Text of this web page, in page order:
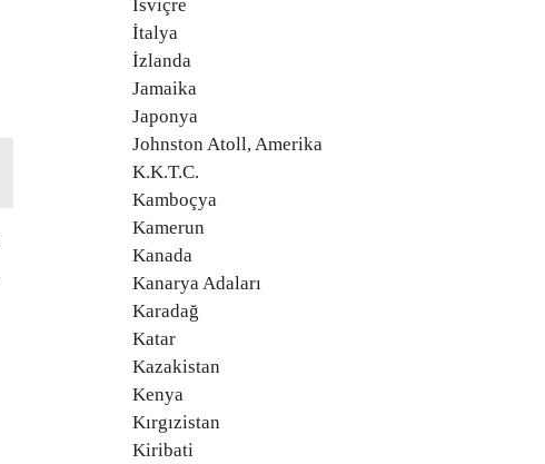
İsviçre
İtalya
İzlanda
Jamaika
Japonya
Johnston Atoll, Amerika
K.K.T.C.
Kamboçya
Kamerun
Kanada
Kanarya Adaları
Karadağ
Katar
Kazakistan
Kenya
Kırgızistan
Kiribati